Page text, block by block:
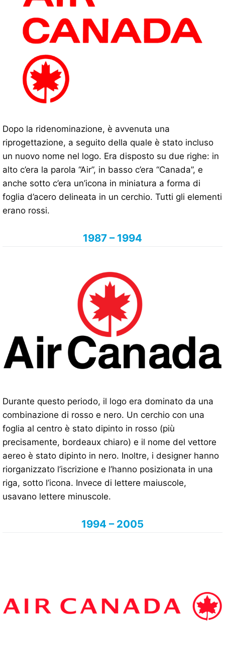
Dopo la ridenominazione, è avvenuta una
riprogettazione, a seguito della quale è stato incluso
un nuovo nome nel logo. Era disposto su due righe: in
alto c’era la parola “Air”, in basso c’era “Canada”, e
anche sotto c’era un’icona in miniatura a forma di
foglia d’acero delineata in un cerchio. Tutti gli elementi
erano rossi.
1987 – 1994
Durante questo periodo, il logo era dominato da una
combinazione di rosso e nero. Un cerchio con una
foglia al centro è stato dipinto in rosso (più
precisamente, bordeaux chiaro) e il nome del vettore
aereo è stato dipinto in nero. Inoltre, i designer hanno
riorganizzato l’iscrizione e l’hanno posizionata in una
riga, sotto l’icona. Invece di lettere maiuscole,
usavano lettere minuscole.
1994 – 2005